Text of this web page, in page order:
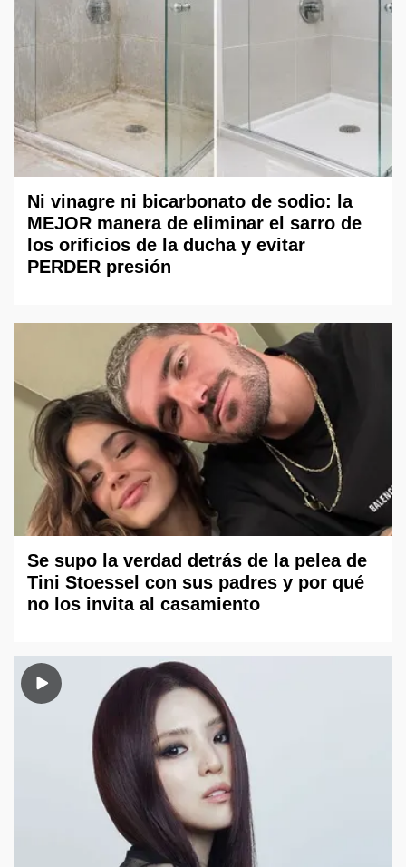
Ni vinagre ni bicarbonato de sodio: la
MEJOR manera de eliminar el sarro de
los orificios de la ducha y evitar
PERDER presión
Se supo la verdad detrás de la pelea de
Tini Stoessel con sus padres y por qué
no los invita al casamiento